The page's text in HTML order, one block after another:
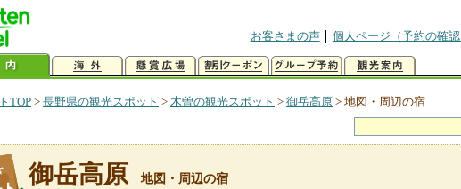
お客さまの声
個人ページ（予約の確認
TOP> 長野県の観光スポット > 木曽の観光スポット > 御岳高原 > 地図・周辺の宿
御岳高原 地図・周辺の宿